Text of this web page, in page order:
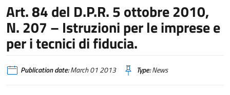
Art. 84 del D.P.R. 5 ottobre 2010,
N. 207 – Istruzioni per le imprese e
per i tecnici di fiducia.
Publication date:March 01 2013 Type:News